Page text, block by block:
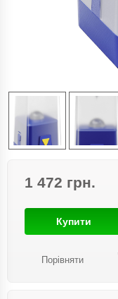
1 472 грн.
Купити
Порівняти